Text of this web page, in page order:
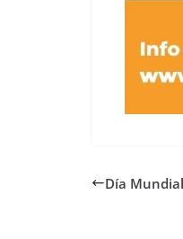
Día